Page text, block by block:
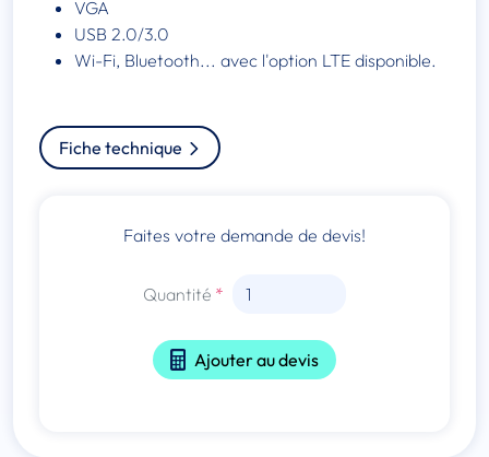
VGA
USB 2.0/3.0
Wi-Fi, Bluetooth... avec l'option LTE disponible.
Fiche technique
Faites votre demande de devis!
Quantité
Ajouter au devis